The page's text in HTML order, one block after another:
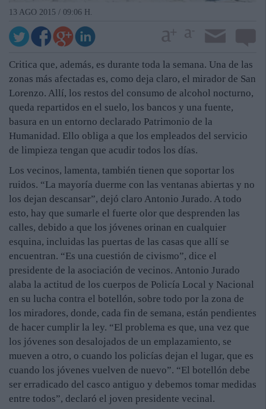
13 AGO 2015 / 09:06 H.
Critica que, además, es durante toda la semana. Una de las
zonas más afectadas es, como deja claro, el mirador de San
Lorenzo. Allí, los restos del consumo de alcohol nocturno,
queda repartidos en el suelo, los bancos y una fuente,
basura en un entorno declarado Patrimonio de la
Humanidad. Ello obliga a que los empleados del servicio
de limpieza tengan que acudir todos los días.
Los vecinos, lamenta, también tienen que soportar los
ruidos. “La mayoría duerme con las ventanas abiertas y no
los dejan descansar”, dejó claro Antonio Jurado. A todo
esto, hay que sumarle el fuerte olor que desprenden las
calles, debido a que los jóvenes orinan en cualquier
esquina, incluidas las puertas de las casas que allí se
encuentran. “Es una cuestión de civismo”, dice el
presidente de la asociación de vecinos. Antonio Jurado
alaba la actitud de los cuerpos de Policía Local y Nacional
en su lucha contra el botellón, sobre todo por la zona de
los miradores, donde, cada fin de semana, están pendientes
de hacer cumplir la ley. “El problema es que, una vez que
los jóvenes son desalojados de un emplazamiento, se
mueven a otro, o cuando los policías dejan el lugar, que es
cuando los jóvenes vuelven de nuevo”. “El botellón debe
ser erradicado del casco antiguo y debemos tomar medidas
entre todos”, declaró el joven presidente vecinal.